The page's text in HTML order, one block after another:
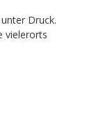
Druck.
vielerorts